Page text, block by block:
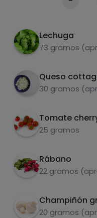
Lechuga
73 gramos
Queso
30 gramos
Tomate
25 gramos
Rábano
22 gramos
Champiñón
20 gramos
Carbohidratos